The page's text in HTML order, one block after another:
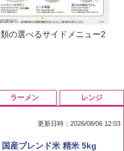
の選べるサイドメニュー2
更新日時：2026/08/06 12:03
産ブレンド米 精米 5kg
ラーメン レンジ